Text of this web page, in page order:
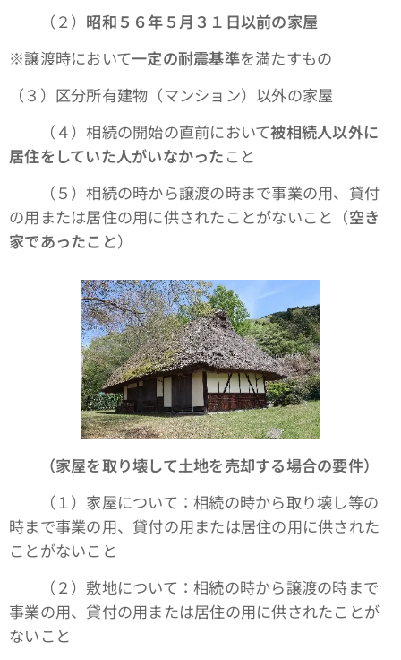
（２） 昭和５６年５月３１日以前の家屋
※譲渡時において一定の耐震基準を満たすもの
（３）区分所有建物（マンション）以外の家屋
（４）相続の開始の直前において被相続人以外に
居住をしていた人がいなかった こと
（５）相続の時から譲渡の時まで事業の用、貸付
の用または居住の用に供されたことがないこと（空き
家であったこと）
（家屋を取り壊して土地を売却する場合の要件）
（１）家屋について：相続の時から取り壊し等の
時まで事業の用、貸付の用または居住の用に供された
ことがないこと
（２）敷地について：相続の時から譲渡の時まで
事業の用、貸付の用または居住の用に供されたことが
ないこと